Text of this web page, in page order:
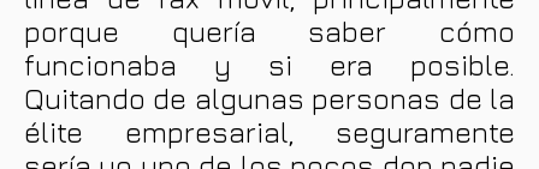
porque quería saber cómo
funcionaba y si era posible.
Quitando de algunas personas de la
élite empresarial, seguramente